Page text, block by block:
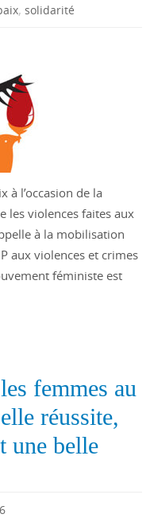
,solidarité
à l’occasion de la
les violences faites aux
à la mobilisation
aux violences et crimes
féministe est
femmes au
réussite,
une belle